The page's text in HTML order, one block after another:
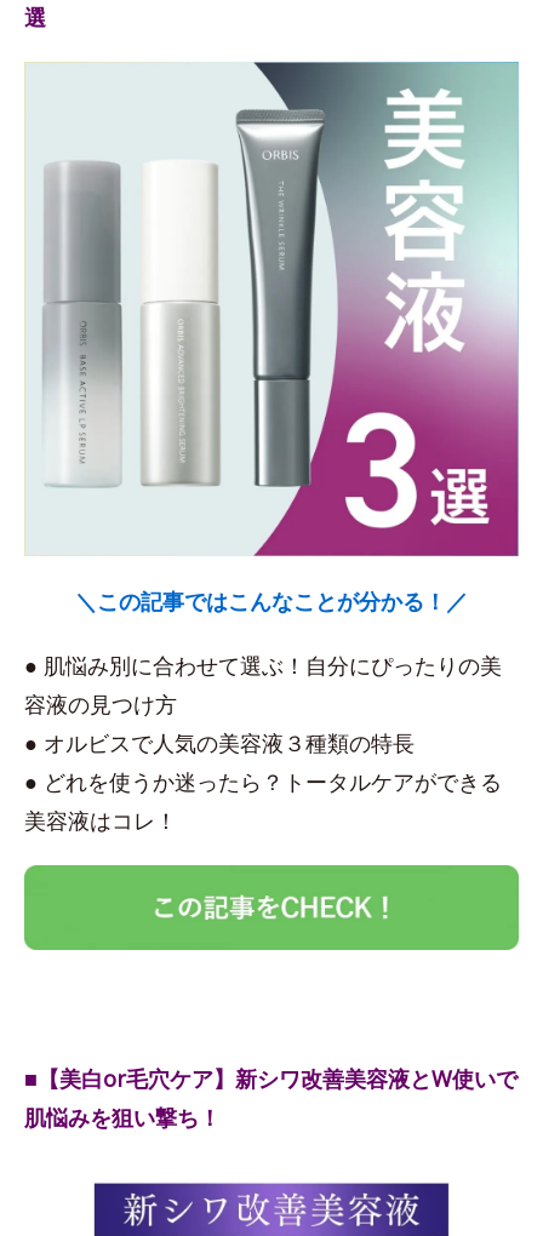
選
＼この記事ではこんなことが分かる！／
● 肌悩み別に合わせて選ぶ！自分にぴったりの美
容液の見つけ方
● オルビスで人気の美容液３種類の特長
● どれを使うか迷ったら？トータルケアができる
美容液はコレ！
■【美白or毛穴ケア】新シワ改善美容液とW使いで
肌悩みを狙い撃ち！